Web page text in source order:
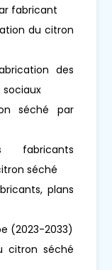
fabricant
du citron
des
séché par
séché
plans
(2023-2033)
citron séché